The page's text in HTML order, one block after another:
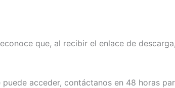
que, al recibir el enlace de
acceder, contáctanos en 48 horas